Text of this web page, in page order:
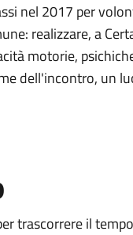
nel 2017 per
realizzare, a
motorie,
dell'incontro, un
trascorrere il